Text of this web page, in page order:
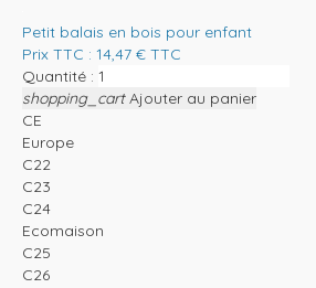
Petit balais en bois pour enfant
Prix TTC : 14,47 € TTC
Quantité :
shopping_cart Ajouter au panier
CE
Europe
C22
C23
C24
Ecomaison
C25
C26